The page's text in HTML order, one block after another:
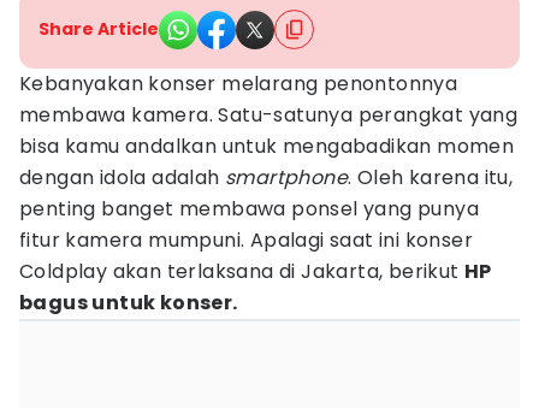
Share Article
Kebanyakan konser melarang penontonnya
membawa kamera. Satu-satunya perangkat yang
bisa kamu andalkan untuk mengabadikan momen
dengan idola adalah smartphone. Oleh karena itu,
penting banget membawa ponsel yang punya
fitur kamera mumpuni. Apalagi saat ini konser
Coldplay akan terlaksana di Jakarta, berikut HP
bagus untuk konser.